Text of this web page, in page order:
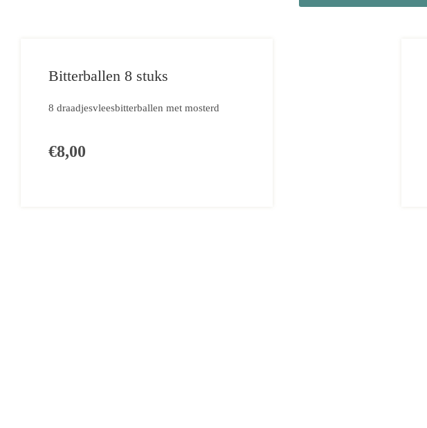
Bitterballen 8 stuks
8 draadjesvleesbitterballen met mosterd
€8,00